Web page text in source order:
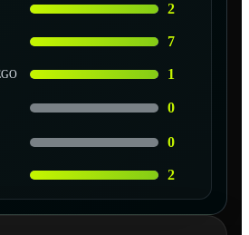
2
7
1
0
0
2